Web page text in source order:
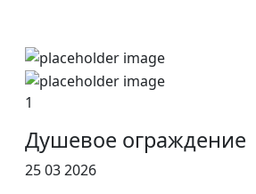
1
Душевое ограждение
25 03 2026